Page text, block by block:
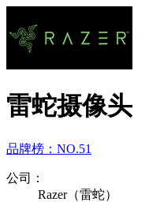
雷蛇摄像头
品牌榜： NO.51
公司：
Razer（雷蛇）